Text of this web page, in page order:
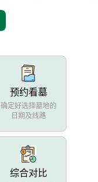
预约看墓
确定好选择墓地的
日期及线路
综合对比